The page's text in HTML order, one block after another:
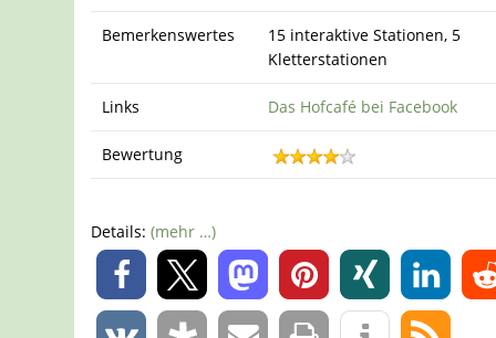
Bemerkenswertes
15 interaktive Stationen, 5
Kletterstationen
Links Das Hofcafé bei Facebook
Bewertung
Details:(mehr …)
0